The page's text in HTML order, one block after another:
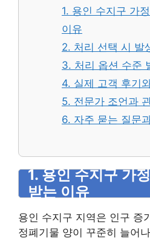
1. 용인 수지구 가
이유
2. 처리 선택 시 발
3. 처리 옵션 수준
4. 실제 고객 후기
5. 전문가 조언과
6. 자주 묻는 질문
1. 용인 수지구 가
받는 이유
용인 수지구 지역은 인구 증
정폐기물 양이 꾸준히 늘어